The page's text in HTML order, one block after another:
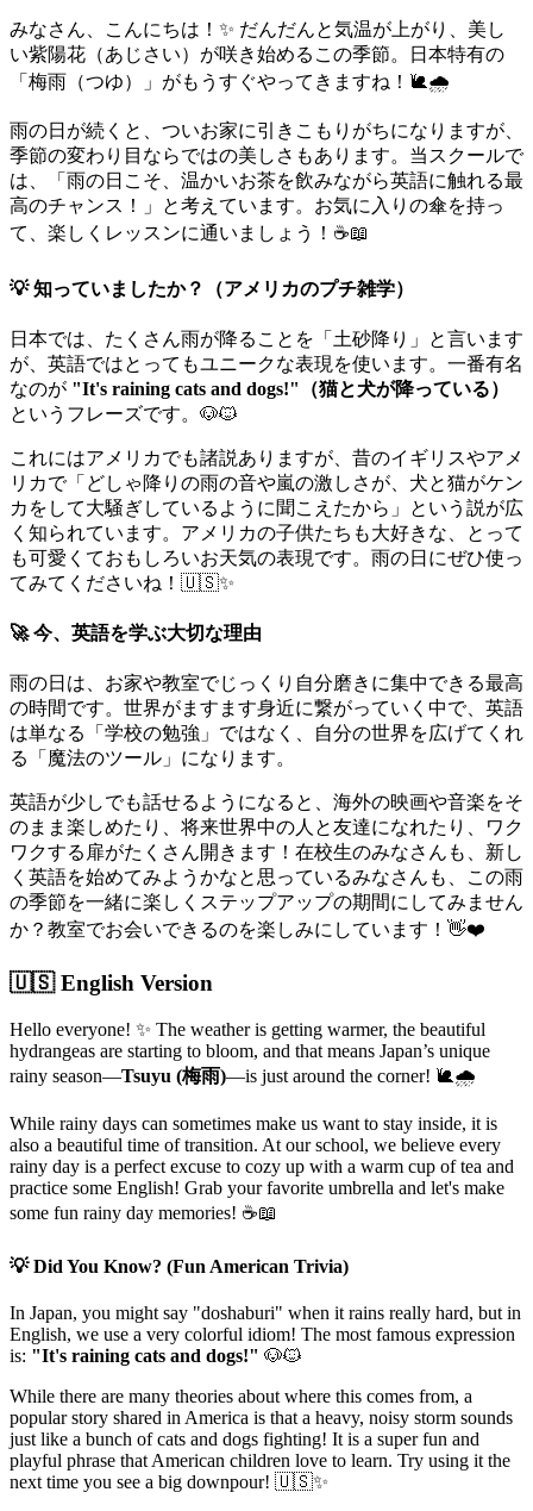
みなさん、こんにちは！✨ だんだんと気温が上がり、美し
い紫陽花（あじさい）が咲き始めるこの季節。日本特有の
「梅雨（つゆ）」がもうすぐやってきますね！🐌🌧️
雨の日が続くと、ついお家に引きこもりがちになりますが、
季節の変わり目ならではの美しさもあります。当スクールで
は、「雨の日こそ、温かいお茶を飲みながら英語に触れる最
高のチャンス！」と考えています。お気に入りの傘を持っ
て、楽しくレッスンに通いましょう！☕📖
💡 知っていましたか？（アメリカのプチ雑学）
日本では、たくさん雨が降ることを「土砂降り」と言います
が、英語ではとってもユニークな表現を使います。一番有名
なのが "It's raining cats and dogs!"（猫と犬が降っている）
というフレーズです。🐶🐱
これにはアメリカでも諸説ありますが、昔のイギリスやアメ
リカで「どしゃ降りの雨の音や嵐の激しさが、犬と猫がケン
カをして大騒ぎしているように聞こえたから」という説が広
く知られています。アメリカの子供たちも大好きな、とって
も可愛くておもしろいお天気の表現です。雨の日にぜひ使っ
てみてくださいね！🇺🇸✨
🚀 今、英語を学ぶ大切な理由
雨の日は、お家や教室でじっくり自分磨きに集中できる最高
の時間です。世界がますます身近に繋がっていく中で、英語
は単なる「学校の勉強」ではなく、自分の世界を広げてくれ
る「魔法のツール」になります。
英語が少しでも話せるようになると、海外の映画や音楽をそ
のまま楽しめたり、将来世界中の人と友達になれたり、ワク
ワクする扉がたくさん開きます！在校生のみなさんも、新し
く英語を始めてみようかなと思っているみなさんも、この雨
の季節を一緒に楽しくステップアップの期間にしてみません
か？教室でお会いできるのを楽しみにしています！👋❤️
🇺🇸 English Version
Hello everyone! ✨ The weather is getting warmer, the beautiful
hydrangeas are starting to bloom, and that means Japan’s unique
rainy season—Tsuyu (梅雨)—is just around the corner! 🐌🌧️
While rainy days can sometimes make us want to stay inside, it is
also a beautiful time of transition. At our school, we believe every
rainy day is a perfect excuse to cozy up with a warm cup of tea and
practice some English! Grab your favorite umbrella and let's make
some fun rainy day memories! ☕📖
💡 Did You Know? (Fun American Trivia)
In Japan, you might say "doshaburi" when it rains really hard, but in
English, we use a very colorful idiom! The most famous expression
is: "It's raining cats and dogs!" 🐶🐱
While there are many theories about where this comes from, a
popular story shared in America is that a heavy, noisy storm sounds
just like a bunch of cats and dogs fighting! It is a super fun and
playful phrase that American children love to learn. Try using it the
next time you see a big downpour! 🇺🇸✨